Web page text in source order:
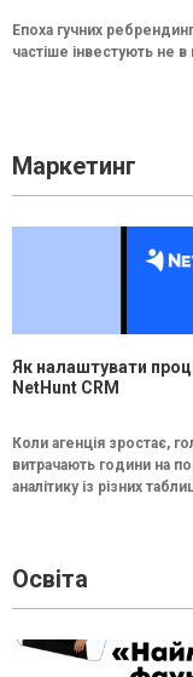
Епоха гучних
частіше інвестують не в
Маркетинг
Як налаштувати
NetHunt CRM
Коли агенція зростає,
витрачають години на
аналітику із різних
Освіта